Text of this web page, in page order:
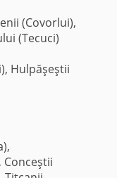
(Covorlui),
(Tecuci)
Hulpăşeştii
Conceştii